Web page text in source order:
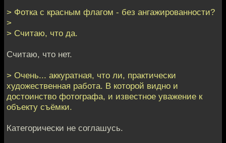
> Фотка с красным флагом - без ангажированности?
>
> Считаю, что да.
Считаю, что нет.
> Очень... аккуратная, что ли, практически
художественная работа. В которой видно и
достоинство фотографа, и известное уважение к
объекту съёмки.
Категорически не соглашусь.